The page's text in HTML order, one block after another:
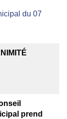
du 07
prend